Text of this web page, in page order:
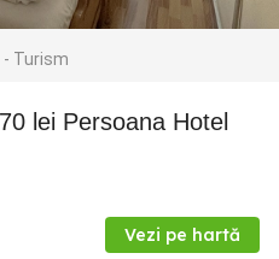
- Turism
Vezi pe hartă